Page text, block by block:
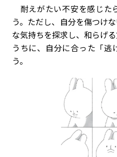
耐えがたい不安を感じた
う。ただし、自分を傷つけ
な気持ちを探求し、和らげ
うちに、自分に合った「逃
う。